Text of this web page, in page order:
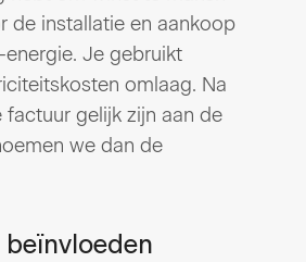
de installatie en aankoop
Je gebruikt
omlaag. Na
gelijk zijn aan de
we dan de